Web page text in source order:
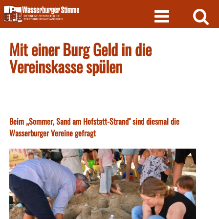
Skip
to
content
Mit einer Burg Geld in die
Vereinskasse spülen
Beim „Sommer, Sand am Hofstatt-Strand" sind diesmal die
Wasserburger Vereine gefragt